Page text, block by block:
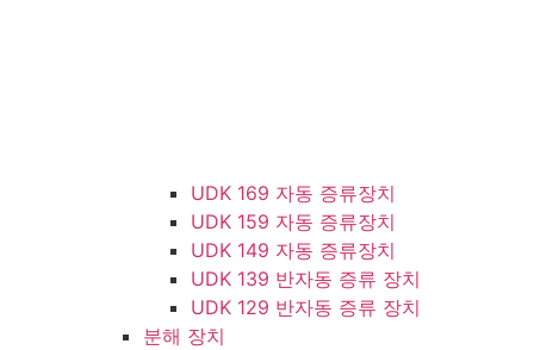
UDK 169 자동 증류장치
UDK 159 자동 증류장치
UDK 149 자동 증류장치
UDK 139 반자동 증류 장치
UDK 129 반자동 증류 장치
분해 장치